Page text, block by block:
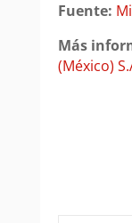
Fuente:
Más
(México)